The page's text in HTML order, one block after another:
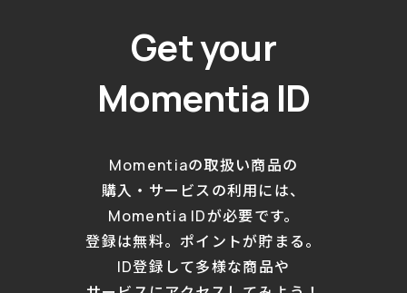
Get your
Momentia ID
Momentiaの取扱い商品の
購入・サービスの利用には、
Momentia IDが必要です。
登録は無料。ポイントが貯まる。
ID登録して多様な商品や